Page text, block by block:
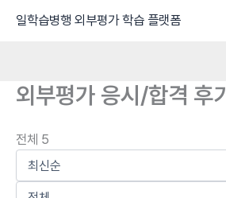
일학습병행 외부평가 학습 플랫폼
외부평가 응시/합격 후기
전체 5